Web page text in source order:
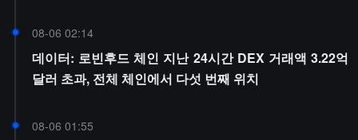
08-06 02:14
데이터: 로빈후드 체인 지난 24시간 DEX 거래액 3.22억
달러 초과, 전체 체인에서 다섯 번째 위치
08-06 01:55